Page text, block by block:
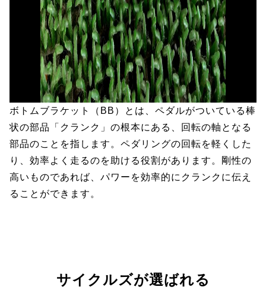
ボトムブラケット（BB）とは、ペダルがついている棒
状の部品「クランク」の根本にある、回転の軸となる
部品のことを指します。ペダリングの回転を軽くした
り、効率よく走るのを助ける役割があります。剛性の
高いものであれば、パワーを効率的にクランクに伝え
ることができます。
サイクルズが選ばれる